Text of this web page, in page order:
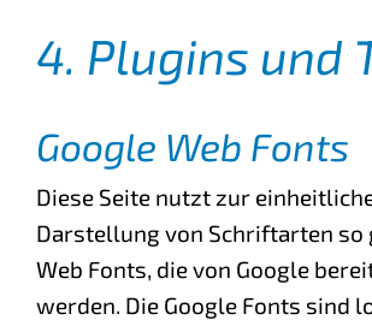
4. Plugins und
Google Web Fonts
Diese Seite nutzt zur
Darstellung von Schriftarten so
Web Fonts, die von Google
werden. Die Google Fonts sind